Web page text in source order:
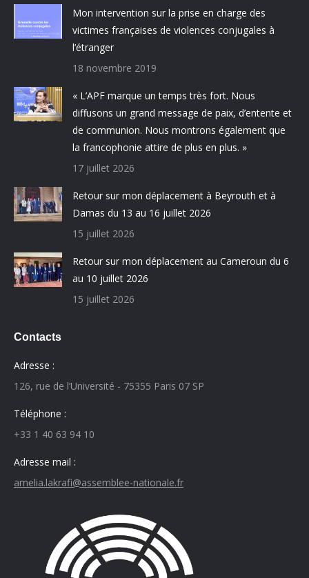
Mon intervention sur la prise en charge des
victimes françaises de violences conjugales à
l’étranger
18 novembre 2019
« L’APF marque un temps très fort. Nous
diffusons un grand message de paix, d’entente et
de communion. Nous montrons également que
la francophonie attire de plus en plus. »
17 juillet 2026
Retour sur mon déplacement à Beyrouth et à
Damas du 13 au 16 juillet 2026
15 juillet 2026
Retour sur mon déplacement au Cameroun du 6
au 10 juillet 2026
15 juillet 2026
Contacts
Adresse :
126, rue de l’Université - 75355 Paris 07 SP
Téléphone :
+33 1 40 63 94 10
Adresse mail :
amelia.lakrafi@assemblee-nationale.fr